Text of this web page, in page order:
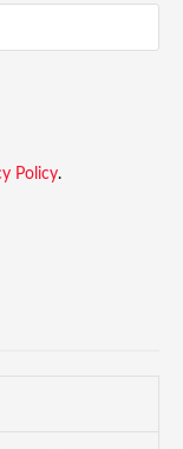
Policy.